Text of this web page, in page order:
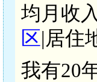
均月收
区|居住
我有20